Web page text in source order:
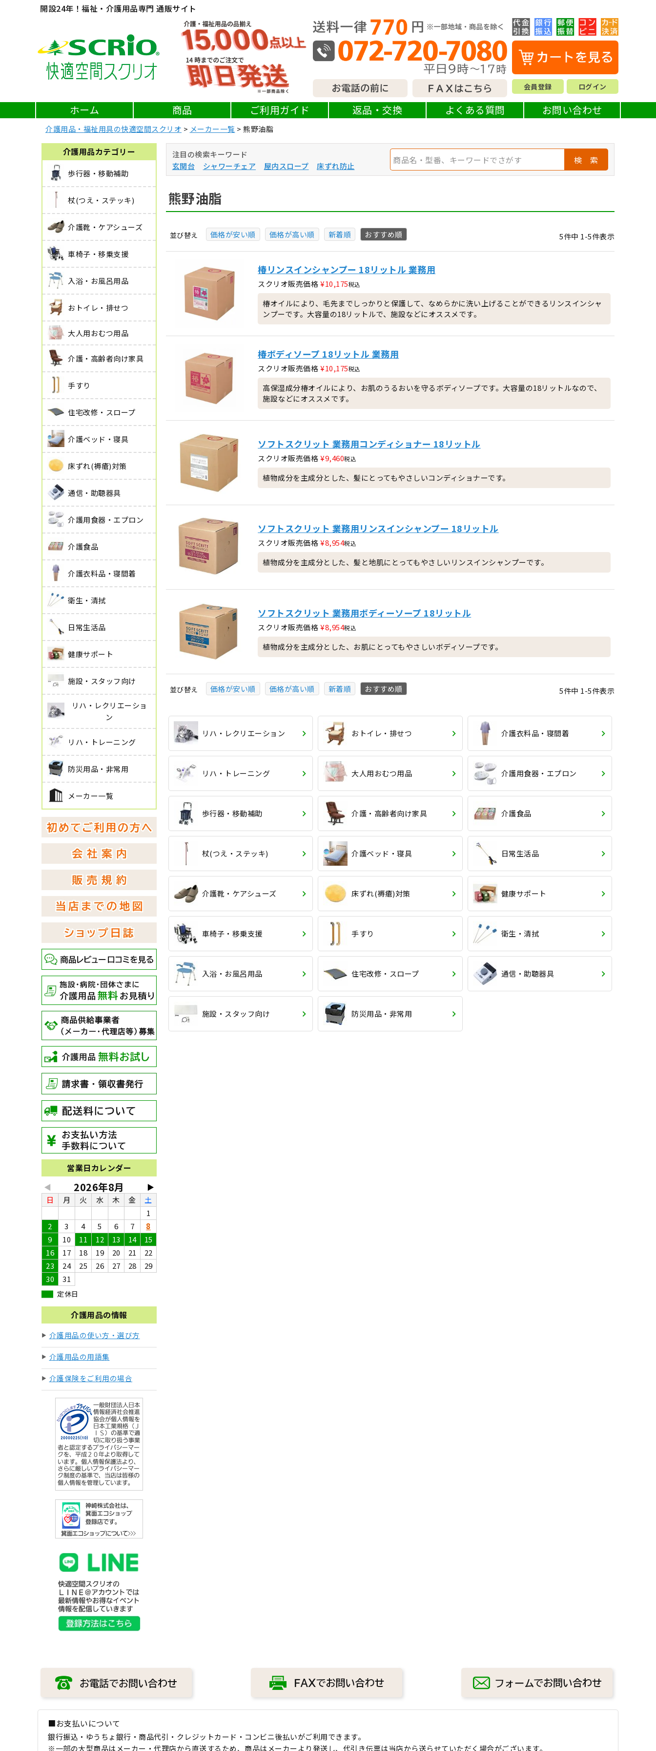
開設24年！福祉・介護用品専門 通販サイト
会員登録 ログイン
ホーム 商品 ご利用ガイド 返品・交換 よくある質問 お問い合わせ
介護用品・福祉用具の快適空間スクリオ メーカー一覧 熊野油脂
介護用品カテゴリー
歩行器・移動補助
杖(つえ・ステッキ)
介護靴・ケアシューズ
車椅子・移乗支援
入浴・お風呂用品
おトイレ・排せつ
大人用おむつ用品
介護・高齢者向け家具
手すり
住宅改修・スロープ
介護ベッド・寝具
床ずれ(褥瘡)対策
通信・助聴器具
介護用食器・エプロン
介護食品
介護衣料品・寝間着
衛生・清拭
日常生活品
健康サポート
施設・スタッフ向け
リハ・レクリエーショ
ン
リハ・トレーニング
防災用品・非常用
メーカー一覧
営業日カレンダー
◀ ▶
2026年8月
日 月 火 水 木 金
土
1
2
3 4 5 6 7
8
9
10 11 12 13 14
15
16
17 18 19 20 21
22
23
24 25 26 27 28
29
30
31
定休日
介護用品の情報
介護用品の使い方・選び方
介護用品の用語集
介護保険をご利用の場合
注目の検索キーワード
玄関台
シャワーチェア 屋内スロープ 床ずれ防止
検 索
熊野油脂
並び替え 価格が安い順 価格が高い順 新着順 おすすめ順 5件中 1-5件表示
椿リンスインシャンプー 18リットル 業務用
スクリオ販売価格 ¥10,175税込
椿オイルにより、毛先までしっかりと保護して、なめらかに洗い上げることができるリンスインシャ
ンプーです。大容量の18リットルで、施設などにオススメです。
椿ボディソープ 18リットル 業務用
スクリオ販売価格 ¥10,175税込
高保湿成分椿オイルにより、お肌のうるおいを守るボディソープです。大容量の18リットルなので、
施設などにオススメです。
ソフトスクリット 業務用コンディショナー 18リットル
スクリオ販売価格 ¥9,460税込
植物成分を主成分とした、髪にとってもやさしいコンディショナーです。
ソフトスクリット 業務用リンスインシャンプー 18リットル
スクリオ販売価格 ¥8,954税込
植物成分を主成分とした、髪と地肌にとってもやさしいリンスインシャンプーです。
ソフトスクリット 業務用ボディーソープ 18リットル
スクリオ販売価格 ¥8,954税込
植物成分を主成分とした、お肌にとってもやさしいボディソープです。
並び替え 価格が安い順 価格が高い順 新着順 おすすめ順 5件中 1-5件表示
リハ・レクリエーション おトイレ・排せつ 介護衣料品・寝間着
リハ・トレーニング 大人用おむつ用品 介護用食器・エプロン
歩行器・移動補助 介護・高齢者向け家具 介護食品
杖(つえ・ステッキ) 介護ベッド・寝具 日常生活品
介護靴・ケアシューズ 床ずれ(褥瘡)対策 健康サポート
車椅子・移乗支援 手すり 衛生・清拭
入浴・お風呂用品 住宅改修・スロープ 通信・助聴器具
施設・スタッフ向け 防災用品・非常用
■お支払いについて
銀行振込・ゆうちょ銀行・商品代引・クレジットカード・コンビニ後払いがご利用できます。
※一部の大型商品はメーカー・代理店から直送するため、商品はメーカーより発送し、代引き伝票は当店から送らせていただく場合がございます。